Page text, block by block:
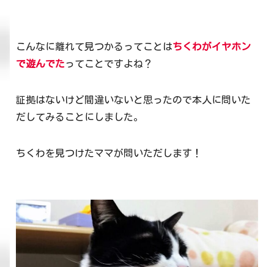
こんなに離れて見つかるってことはちくわがイヤホン
で遊んでたってことですよね？
証拠はないけど間違いないと思ったので本人に問いた
だしてみることにしました。
ちくわを見つけたママが問いただします！